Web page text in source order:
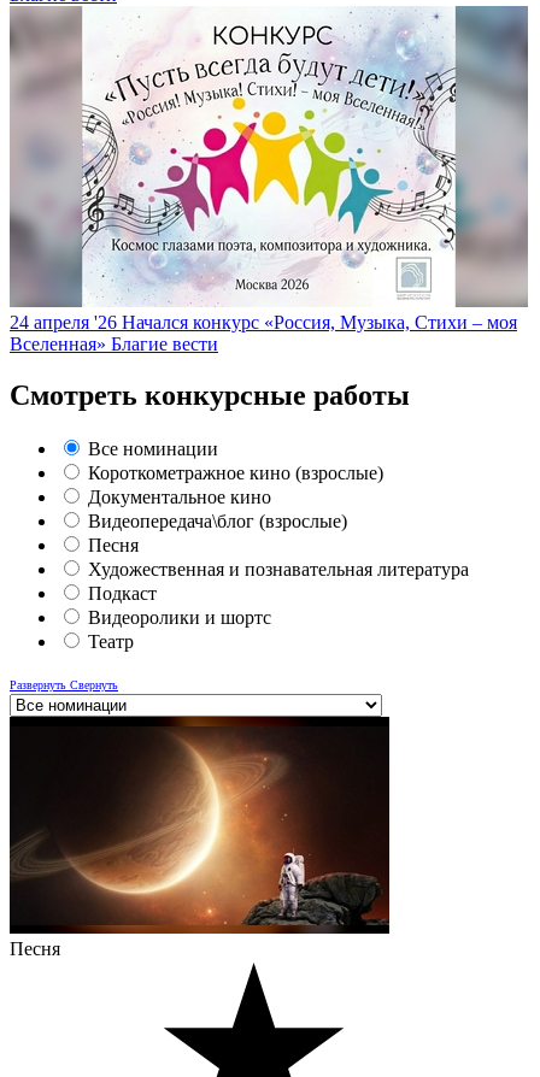
24 апреля '26 Начался конкурс «Россия, Музыка, Стихи – моя
Вселенная» Благие вести
Смотреть конкурсные работы
Все номинации
Короткометражное кино (взрослые)
Документальное кино
Видеопередача\блог (взрослые)
Песня
Художественная и познавательная литература
Подкаст
Видеоролики и шортс
Театр
Развернуть Свернуть
Песня